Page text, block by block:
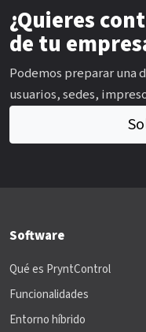
¿Quieres
de tu
Podemos preparar una
usuarios, sedes,
Software
Qué es PryntControl
Funcionalidades
Entorno híbrido